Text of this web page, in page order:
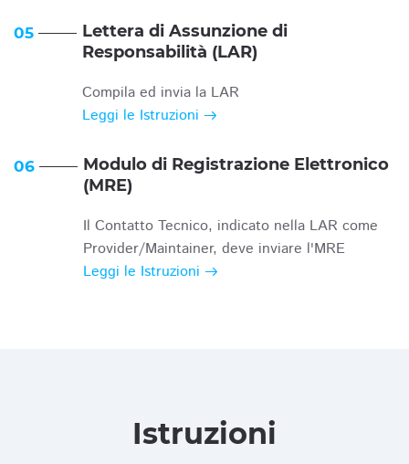
05
Lettera di Assunzione di
Responsabilità (LAR)
Compila ed invia la LAR
Leggi le Istruzioni
06
Modulo di Registrazione Elettronico
(MRE)
Il Contatto Tecnico, indicato nella LAR come
Provider/Maintainer, deve inviare l'MRE
Leggi le Istruzioni
Istruzioni